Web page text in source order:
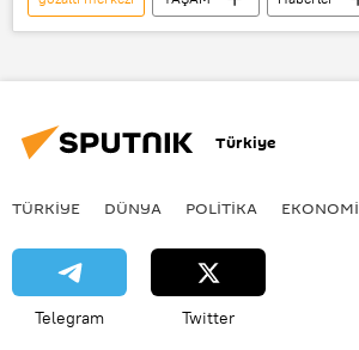
Asya & Pasifik
DÜNYA
Papua Yeni Gine
Manus Adası
Yeni Zelanda
Türkiye
TÜRKIYE DÜNYA POLİTİKA EKONOMİ
Telegram Twitter